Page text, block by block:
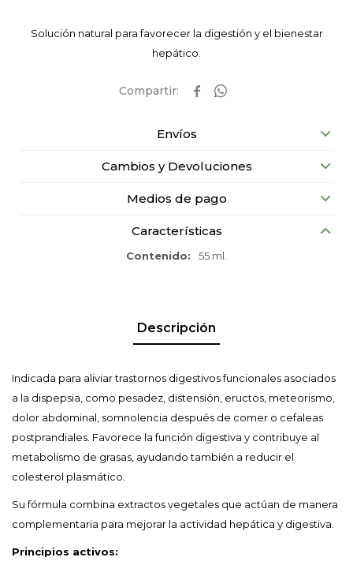
Solución natural para favorecer la digestión y el bienestar
hepático.
 
Envíos
Cambios y Devoluciones
Medios de pago
Características
Contenido 55 ml.
Descripción
Indicada para aliviar trastornos digestivos funcionales asociados
a la dispepsia, como pesadez, distensión, eructos, meteorismo,
dolor abdominal, somnolencia después de comer o cefaleas
postprandiales. Favorece la función digestiva y contribuye al
metabolismo de grasas, ayudando también a reducir el
colesterol plasmático.
Su fórmula combina extractos vegetales que actúan de manera
complementaria para mejorar la actividad hepática y digestiva.
Principios activos: